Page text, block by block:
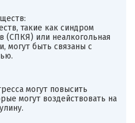
такие как синдром
(СПКЯ) или неалкогольная
могут быть связаны с
могут повысить
могут воздействовать на